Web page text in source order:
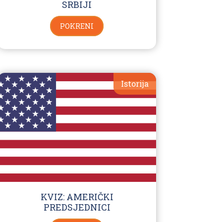
SRBIJI
POKRENI
Istorija
KVIZ: AMERIČKI
PREDSJEDNICI